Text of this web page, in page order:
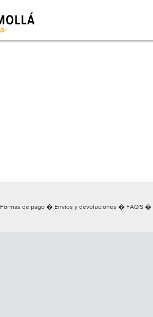
Formas de pago � Envíos y devoluciones � FAQ'S �